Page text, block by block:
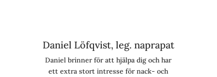
Daniel Löfqvist, leg. naprapat
Daniel brinner för att hjälpa dig och har
ett extra stort intresse för nack- och